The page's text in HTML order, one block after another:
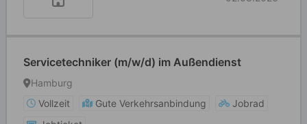
Servicetechniker (m/w/d) im Außendienst
Hamburg
Vollzeit
Gute Verkehrsanbindung
Jobrad